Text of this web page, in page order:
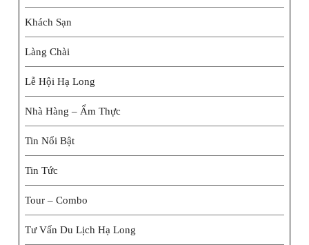
Khách Sạn
Làng Chài
Lễ Hội Hạ Long
Nhà Hàng – Ẩm Thực
Tin Nổi Bật
Tin Tức
Tour – Combo
Tư Vấn Du Lịch Hạ Long